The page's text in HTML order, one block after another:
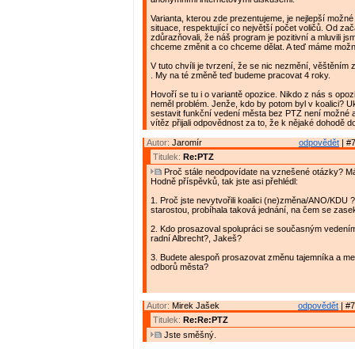
Varianta, kterou zde prezentujeme, je nejlepší
situace, respektující co největší počet voličů. Od
zdůrazňovali, že náš program je pozitivní a mluvili
chceme změnit a co chceme dělat. A teď máme
V tuto chvíli je tvrzení, že se nic nezmění, věštěním
. My na té změně teď budeme pracovat 4 roky.
Hovoří se tu i o variantě opozice. Nikdo z nás s
neměl problém. Jenže, kdo by potom byl v koalici?
sestavit funkční vedení města bez PTZ není možné
vítěz přijali odpovědnost za to, že k nějaké dohodě
odpovědět |
Autor: Jaromír
Titulek: Re:PTZ
Proč stále neodpovídate na vznešené otázky?
Hodně příspěvků, tak jste asi přehlédl:
1. Proč jste nevytvořili koalici (ne)změna/ANO/KDU
starostou, probíhala taková jednání, na čem se
2. Kdo prosazoval spolupráci se současným
radní Albrecht?, Jakeš?
3. Budete alespoň prosazovat změnu tajemníka a
odborů města?
odpovědět |
Autor: Mirek Jašek
Titulek: Re:Re:PTZ
Jste směšný.